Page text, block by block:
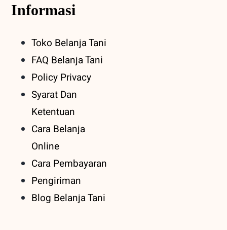
Informasi
Toko Belanja Tani
FAQ Belanja Tani
Policy Privacy
Syarat Dan
Ketentuan
Cara Belanja
Online
Cara Pembayaran
Pengiriman
Blog Belanja Tani